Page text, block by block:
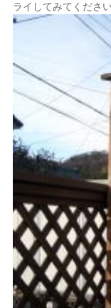
ライしてみてください